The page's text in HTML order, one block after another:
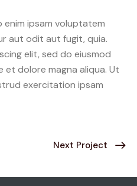
enim ipsam voluptatem
aut odit aut fugit, quia.
elit, sed do eiusmod
dolore magna aliqua. Ut
exercitation ipsam
Next Project